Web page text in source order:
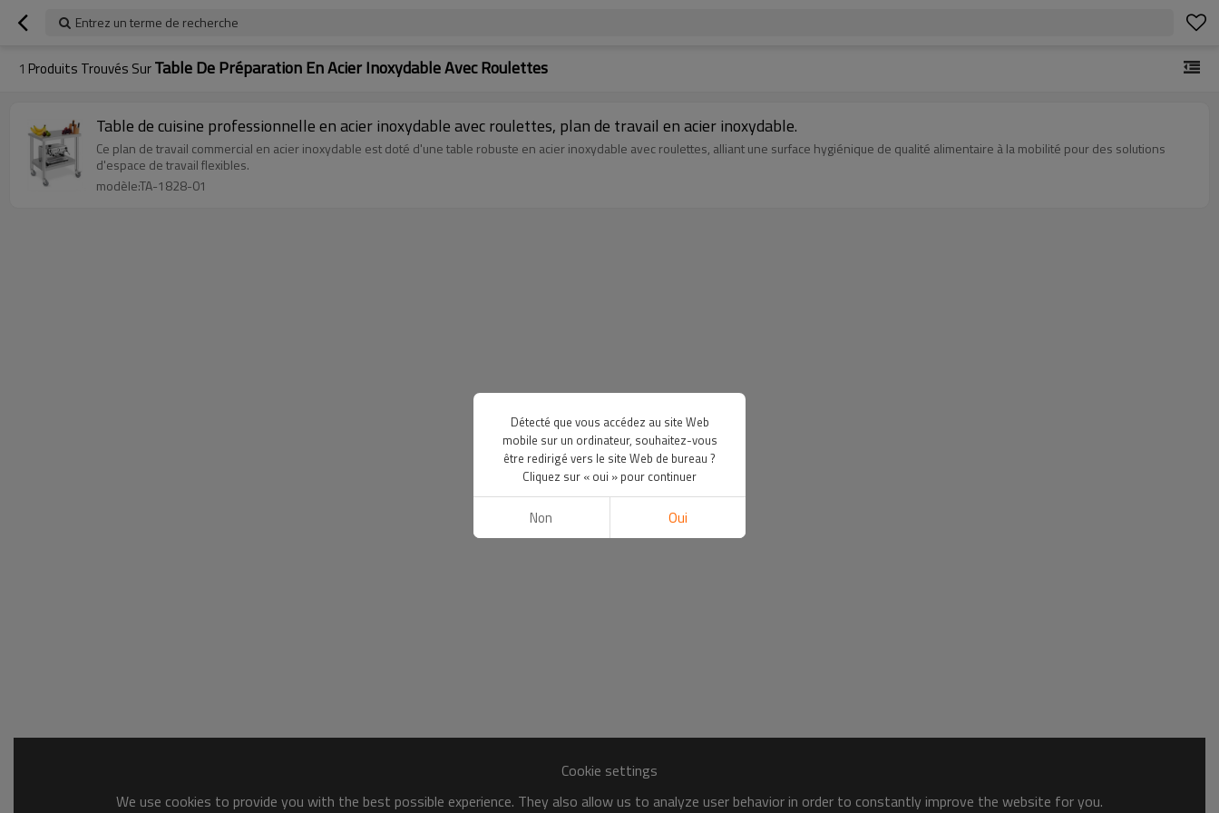
Entrez un terme de recherche
1 Produits Trouvés SurTable De Préparation En Acier Inoxydable Avec Roulettes
Table de cuisine professionnelle en acier inoxydable avec roulettes, plan de travail en acier inoxydable.
Ce plan de travail commercial en acier inoxydable est doté d'une table robuste en acier inoxydable avec roulettes, alliant une surface hygiénique de qualité alimentaire à la mobilité pour des solutions
d'espace de travail flexibles.
modèle:TA-1828-01
Cookie settings
We use cookies to provide you with the best possible experience. They also allow us to analyze user behavior in order to constantly improve the website for you.
Détecté que vous accédez au site Web
mobile sur un ordinateur, souhaitez-vous
être redirigé vers le site Web de bureau ?
Cliquez sur « oui » pour continuer
Non Oui